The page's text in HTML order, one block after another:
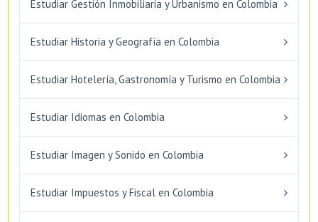
Estudiar Gestión Inmobiliaria y Urbanismo en Colombia
Estudiar Historia y Geografía en Colombia
Estudiar Hotelería, Gastronomía y Turismo en Colombia
Estudiar Idiomas en Colombia
Estudiar Imagen y Sonido en Colombia
Estudiar Impuestos y Fiscal en Colombia